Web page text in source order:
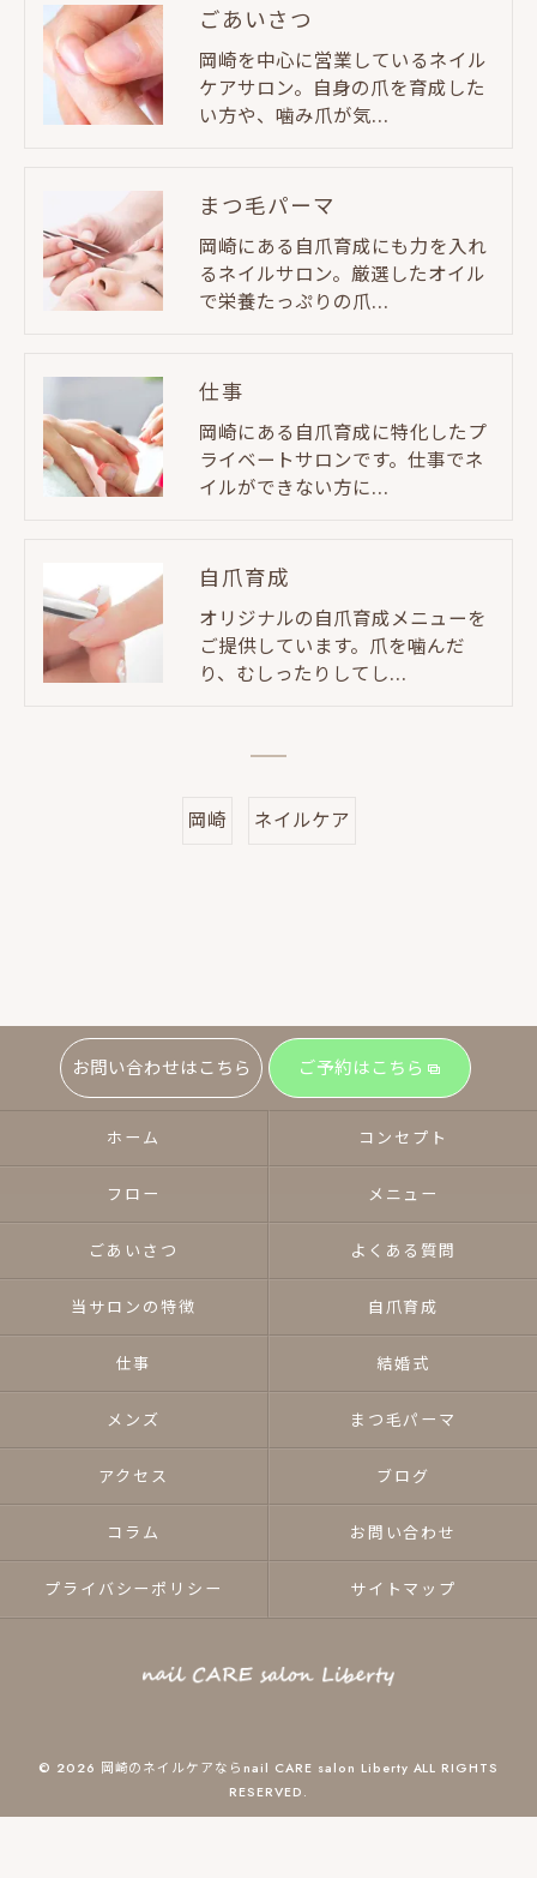
ごあいさつ
岡崎を中心に営業しているネイル
ケアサロン。自身の爪を育成した
い方や、噛み爪が気…
まつ毛パーマ
岡崎にある自爪育成にも力を入れ
るネイルサロン。厳選したオイル
で栄養たっぷりの爪…
仕事
岡崎にある自爪育成に特化したプ
ライベートサロンです。仕事でネ
イルができない方に…
自爪育成
オリジナルの自爪育成メニューを
ご提供しています。爪を噛んだ
り、むしったりしてし…
岡崎 ネイルケア
お問い合わせはこちら ご予約はこちら
ホーム コンセプト
フロー メニュー
ごあいさつ よくある質問
当サロンの特徴 自爪育成
仕事 結婚式
メンズ まつ毛パーマ
アクセス ブログ
コラム お問い合わせ
プライバシーポリシー サイトマップ
© 2026 岡崎のネイルケアならnail CARE salon Liberty ALL RIGHTS
RESERVED.